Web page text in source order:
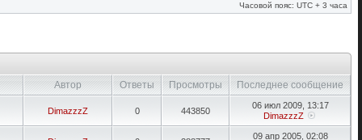
Часовой пояс: UTC + 3 часа
Автор Ответы Просмотры Последнее сообщение
DimazzzZ 0 443850
06 июл 2009, 13:17
DimazzzZ
09 апр 2005, 02:08